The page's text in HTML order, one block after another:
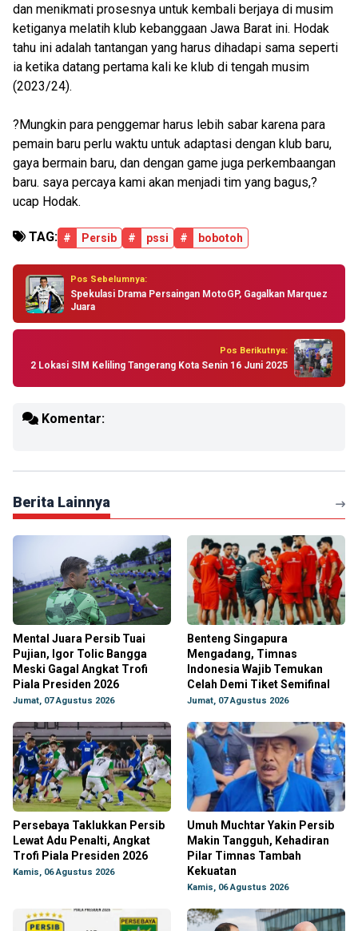
dan menikmati prosesnya untuk kembali berjaya di musim
ketiganya melatih klub kebanggaan Jawa Barat ini. Hodak
tahu ini adalah tantangan yang harus dihadapi sama seperti
ia ketika datang pertama kali ke klub di tengah musim
(2023/24).
?Mungkin para penggemar harus lebih sabar karena para
pemain baru perlu waktu untuk adaptasi dengan klub baru,
gaya bermain baru, dan dengan game juga perkembaangan
baru. saya percaya kami akan menjadi tim yang bagus,?
ucap Hodak.
TAG: # Persib # pssi # bobotoh
Pos Sebelumnya:
Spekulasi Drama Persaingan MotoGP, Gagalkan Marquez
Juara
Pos Berikutnya:
2 Lokasi SIM Keliling Tangerang Kota Senin 16 Juni 2025
Komentar:
Berita Lainnya
Mental Juara Persib Tuai
Pujian, Igor Tolic Bangga
Meski Gagal Angkat Trofi
Piala Presiden 2026
Jumat, 07 Agustus 2026
Benteng Singapura
Mengadang, Timnas
Indonesia Wajib Temukan
Celah Demi Tiket Semifinal
Jumat, 07 Agustus 2026
Persebaya Taklukkan Persib
Lewat Adu Penalti, Angkat
Trofi Piala Presiden 2026
Kamis, 06 Agustus 2026
Umuh Muchtar Yakin Persib
Makin Tangguh, Kehadiran
Pilar Timnas Tambah
Kekuatan
Kamis, 06 Agustus 2026